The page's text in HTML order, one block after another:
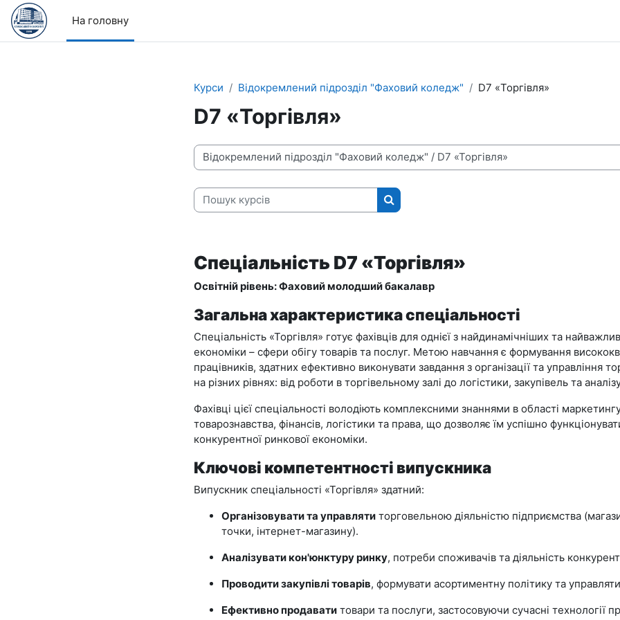
Перейти до головного вмісту
На головну
Курси
Відокремлений підрозділ "Фаховий коледж" D7 «Торгівля»
D7 «Торгівля»
Категорії курсів
Пошук курсів
Пошук курсів
Спеціальність D7 «Торгівля»
Освітній рівень: Фаховий молодший бакалавр
Загальна характеристика спеціальності
Спеціальність «Торгівля» готує фахівців для однієї з найдинамічніших та
економіки – сфери обігу товарів та послуг. Метою навчання є формування
працівників, здатних ефективно виконувати завдання з організації та управління
на різних рівнях: від роботи в торгівельному залі до логістики, закупівель та
Фахівці цієї спеціальності володіють комплексними знаннями в області
товарознавства, фінансів, логістики та права, що дозволяє їм успішно
конкурентної ринкової економіки.
Ключові компетентності випускника
Випускник спеціальності «Торгівля» здатний:
Організовувати та управляти торговельною діяльністю підприємства
точки, інтернет-магазину).
Аналізувати кон'юнктуру ринку, потреби споживачів та діяльність
Проводити закупівлі товарів, формувати асортиментну політику та
Ефективно продавати товари та послуги, застосовуючи сучасні технології